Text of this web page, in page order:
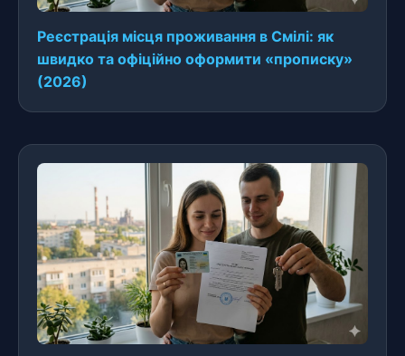
Реєстрація місця проживання в Смілі: як
швидко та офіційно оформити «прописку»
(2026)